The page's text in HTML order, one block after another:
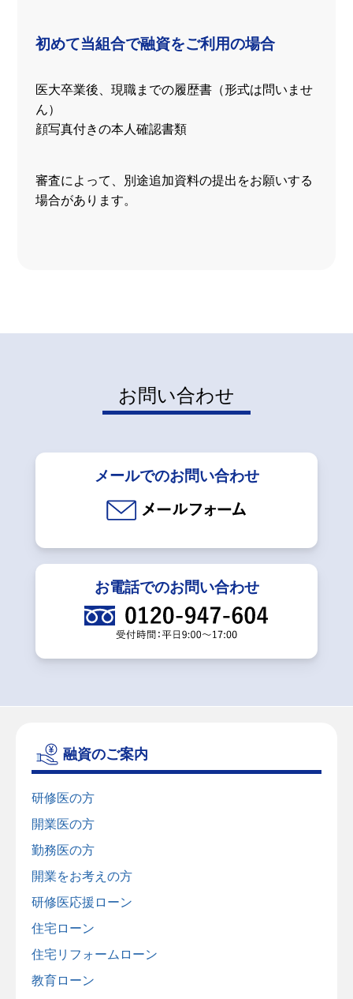
初めて当組合で融資をご利用の場合
医大卒業後、現職までの履歴書（形式は問いませ
ん）
顔写真付きの本人確認書類
審査によって、別途追加資料の提出をお願いする
場合があります。
お問い合わせ
メールでのお問い合わせ
お電話でのお問い合わせ
融資のご案内
研修医の方
開業医の方
勤務医の方
開業をお考えの方
研修医応援ローン
住宅ローン
住宅リフォームローン
教育ローン